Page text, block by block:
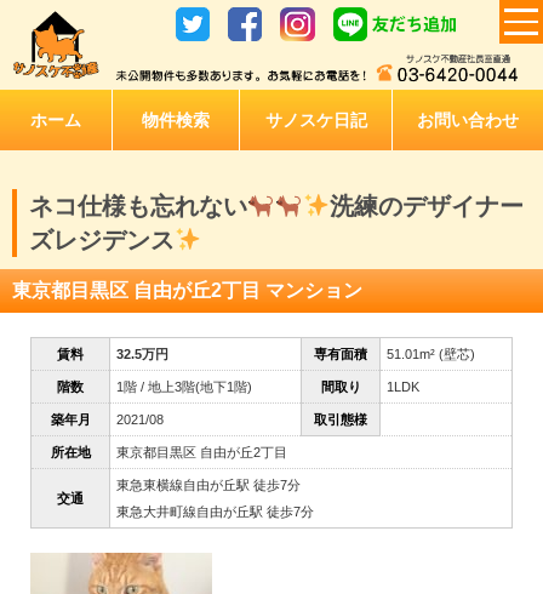
ホーム 物件検索 サノスケ日記 お問い合わせ
ネコ仕様も忘れない
洗練のデザイナー
ズレジデンス
東京都目黒区 自由が丘2丁目 マンション
賃料 32.5万円 専有面積 51.01m² (壁芯)
階数 1階 / 地上3階(地下1階) 間取り 1LDK
築年月 2021/08 取引態様
所在地 東京都目黒区 自由が丘2丁目
交通
東急東横線自由が丘駅 徒歩7分
東急大井町線自由が丘駅 徒歩7分